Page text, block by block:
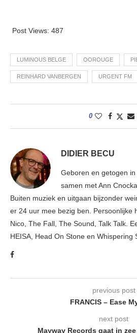
Post Views: 487
LUMINOUS BELGE OOROUGE
REINHARD VANBERGEN URGENT FM
0
DIDIER BECU
Geboren en getogen
samen met Ann
Buiten muziek en uitgaan bijzonder
er 24 uur mee bezig ben. Persoonlijke
Nico, The Fall, The Sound, Talk Talk.
HEISA, Head On Stone en Whispering
previous post
FRANCIS – Ease
next post
Mayway Records gaat in zee